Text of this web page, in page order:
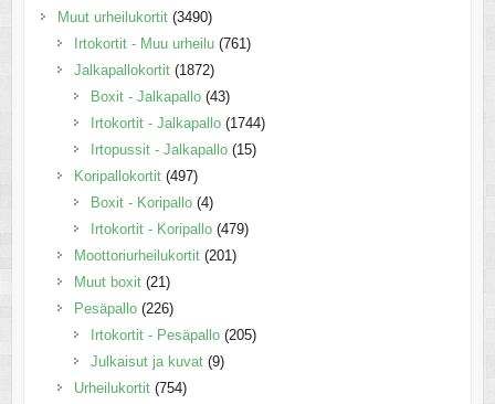
Muut urheilukortit (3490)
Irtokortit - Muu urheilu (761)
Jalkapallokortit (1872)
Boxit - Jalkapallo (43)
Irtokortit - Jalkapallo (1744)
Irtopussit - Jalkapallo (15)
Koripallokortit (497)
Boxit - Koripallo (4)
Irtokortit - Koripallo (479)
Moottoriurheilukortit (201)
Muut boxit (21)
Pesäpallo (226)
Irtokortit - Pesäpallo (205)
Julkaisut ja kuvat (9)
Urheilukortit (754)